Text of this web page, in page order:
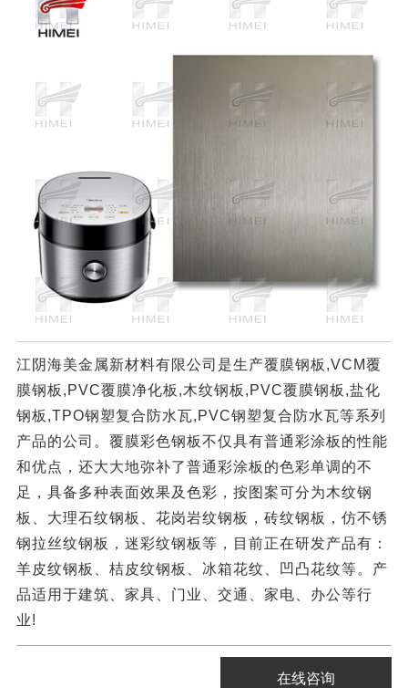
江阴海美金属新材料有限公司是生产覆膜钢板,VCM覆
膜钢板,PVC覆膜净化板,木纹钢板,PVC覆膜钢板,盐化
钢板,TPO钢塑复合防水瓦,PVC钢塑复合防水瓦等系列
产品的公司。覆膜彩色钢板不仅具有普通彩涂板的性能
和优点，还大大地弥补了普通彩涂板的色彩单调的不
足，具备多种表面效果及色彩，按图案可分为木纹钢
板、大理石纹钢板、花岗岩纹钢板，砖纹钢板，仿不锈
钢拉丝纹钢板，迷彩纹钢板等，目前正在研发产品有：
羊皮纹钢板、桔皮纹钢板、冰箱花纹、凹凸花纹等。产
品适用于建筑、家具、门业、交通、家电、办公等行
业!
在线咨询